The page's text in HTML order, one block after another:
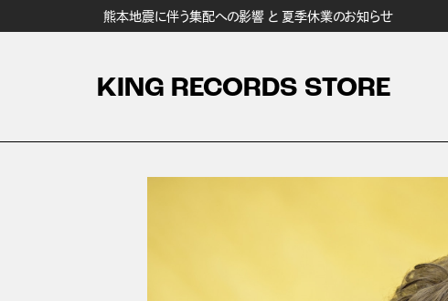
熊本地震に伴う集配への影響 と 夏季休業のお知らせ
KING RECORDS STORE